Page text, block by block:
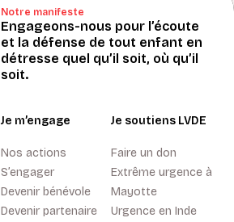
Notre manifeste
Engageons-nous pour l’écoute
et la défense de tout enfant en
détresse quel qu’il soit, où qu’il
soit.
Je m’engage
Nos actions
S’engager
Devenir bénévole
Devenir partenaire
Je soutiens LVDE
Faire un don
Extrême urgence à
Mayotte
Urgence en Inde